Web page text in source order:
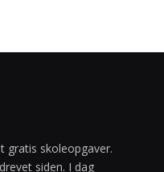
gratis skoleopgaver.
siden. I dag